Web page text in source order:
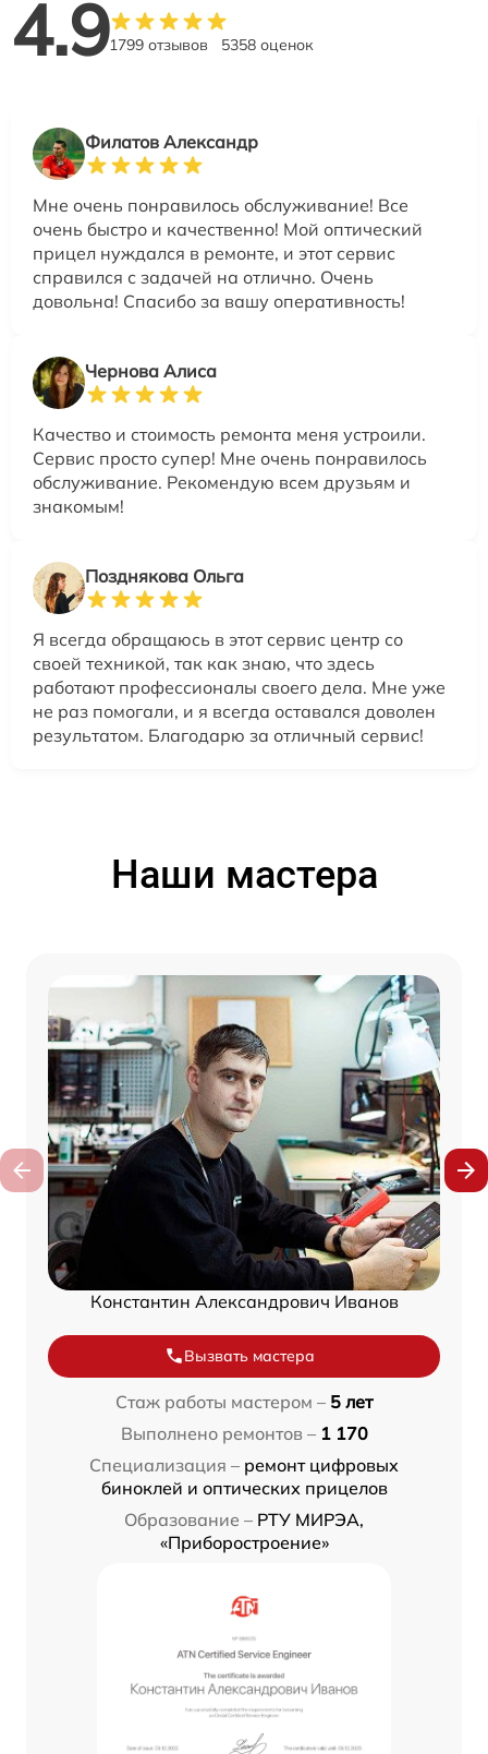
4.91799 отзывов 5358 оценок
Филатов Александр
Мне очень понравилось обслуживание! Все
очень быстро и качественно! Мой оптический
прицел нуждался в ремонте, и этот сервис
справился с задачей на отлично. Очень
довольна! Спасибо за вашу оперативность!
Чернова Алиса
Качество и стоимость ремонта меня устроили.
Сервис просто супер! Мне очень понравилось
обслуживание. Рекомендую всем друзьям и
знакомым!
Позднякова Ольга
Я всегда обращаюсь в этот сервис центр со
своей техникой, так как знаю, что здесь
работают профессионалы своего дела. Мне уже
не раз помогали, и я всегда оставался доволен
результатом. Благодарю за отличный сервис!
Наши мастера
Константин Александрович Иванов
Вызвать мастера
Стаж работы мастером – 5 лет
Выполнено ремонтов – 1 170
Специализация – ремонт цифровых
биноклей и оптических прицелов
Образование – РТУ МИРЭА,
«Приборостроение»